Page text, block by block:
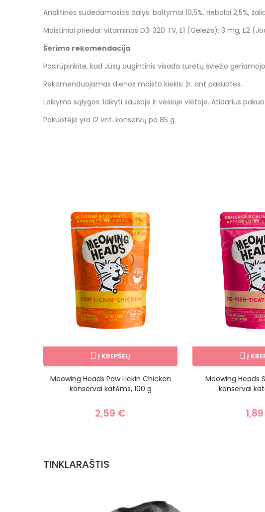
Analitinės sudedamosios dalys: baltymai 10,5%, riebalai 2,5%,
Maistiniai priedai: vitaminas D3: 320 TV, E1 (Geležis): 3 mg, E2
Šėrimo rekomendacija
Pasirūpinkite, kad Jūsų augintinis visada turėtų šviežio
Rekomenduojamas dienos maisto kiekis: žr. ant pakuotės.
Laikymo sąlygos: laikyti sausoje ir vėsioje vietoje. Atidarius
Pakuotėje yra 12 vnt. konservų po 85 g.
Į KREPŠELĮ
Meowing Heads Paw Lickin Chicken
konservai katėms, 100 g
2,59 €
Į
Meowing Heads
konservai
TINKLARAŠTIS